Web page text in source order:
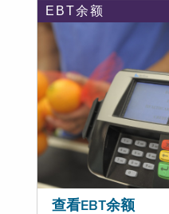
EBT余额
查看EBT余额